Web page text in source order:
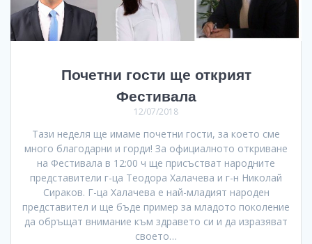
Почетни гости ще открият
Фестивала
12/07/2018
Тази неделя ще имаме почетни гости, за което сме
много благодарни и горди! За официалното откриване
на Фестивала в 12:00 ч ще присъстват народните
представители г-ца Теодора Халачева и г-н Николай
Сираков. Г-ца Халачева е най-младият народен
представител и ще бъде пример за младото поколение
да обръщат внимание към здравето си и да изразяват
своето…